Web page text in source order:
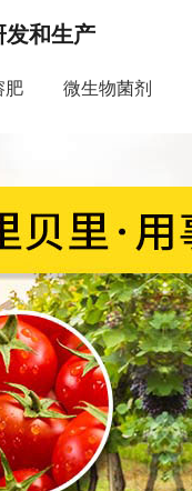
和生产
肥 微生物菌剂